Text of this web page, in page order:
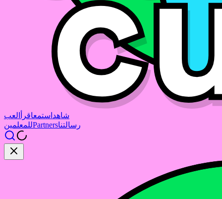
شاهد استمعاقرأ
العب
للمعلمينPartnersرسالتنا